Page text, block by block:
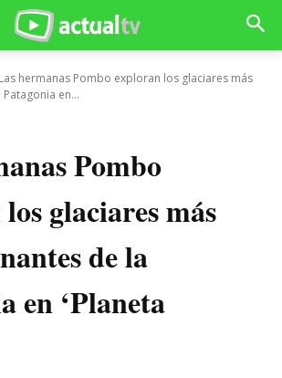
Las hermanas Pombo exploran los glaciares más
en...
Pombo
glaciares más
de la
en ‘Planeta